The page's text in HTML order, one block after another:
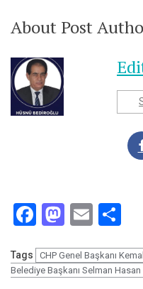
About Post
Facebook
Email
Tags CHP Genel Başkanı
Belediye Başkanı Selman